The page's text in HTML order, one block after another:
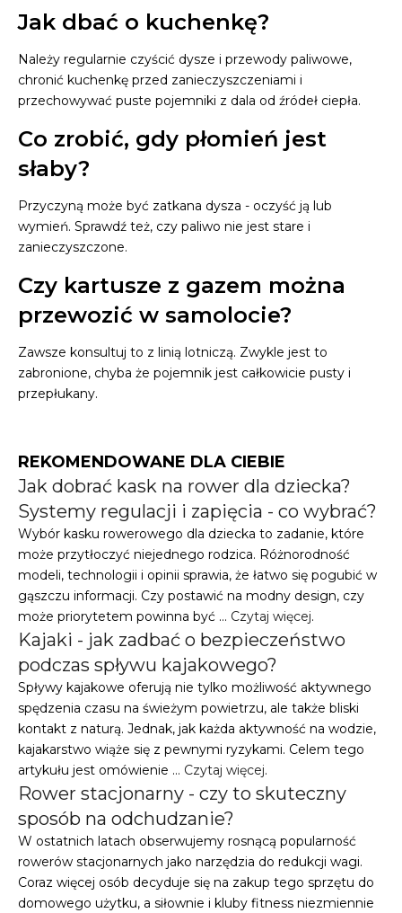
Jak dbać o kuchenkę?
Należy regularnie czyścić dysze i przewody paliwowe,
chronić kuchenkę przed zanieczyszczeniami i
przechowywać puste pojemniki z dala od źródeł ciepła.
Co zrobić, gdy płomień jest
słaby?
Przyczyną może być zatkana dysza - oczyść ją lub
wymień. Sprawdź też, czy paliwo nie jest stare i
zanieczyszczone.
Czy kartusze z gazem można
przewozić w samolocie?
Zawsze konsultuj to z linią lotniczą. Zwykle jest to
zabronione, chyba że pojemnik jest całkowicie pusty i
przepłukany.
REKOMENDOWANE DLA CIEBIE
Jak dobrać kask na rower dla dziecka?
Systemy regulacji i zapięcia - co wybrać?
Wybór kasku rowerowego dla dziecka to zadanie, które
może przytłoczyć niejednego rodzica. Różnorodność
modeli, technologii i opinii sprawia, że łatwo się pogubić w
gąszczu informacji. Czy postawić na modny design, czy
może priorytetem powinna być … Czytaj więcej.
Kajaki - jak zadbać o bezpieczeństwo
podczas spływu kajakowego?
Spływy kajakowe oferują nie tylko możliwość aktywnego
spędzenia czasu na świeżym powietrzu, ale także bliski
kontakt z naturą. Jednak, jak każda aktywność na wodzie,
kajakarstwo wiąże się z pewnymi ryzykami. Celem tego
artykułu jest omówienie … Czytaj więcej.
Rower stacjonarny - czy to skuteczny
sposób na odchudzanie?
W ostatnich latach obserwujemy rosnącą popularność
rowerów stacjonarnych jako narzędzia do redukcji wagi.
Coraz więcej osób decyduje się na zakup tego sprzętu do
domowego użytku, a siłownie i kluby fitness niezmiennie